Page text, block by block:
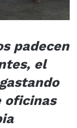
padecen
el
oficinas